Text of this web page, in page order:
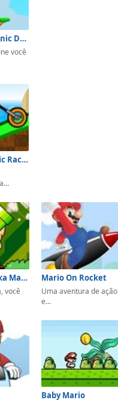
Mario and Sonic Doll
você
Mario Vs Sonic Racing
Super Bazooka Mario
você
Mario On Rocket
Uma aventura de ação
e...
Baby Mario